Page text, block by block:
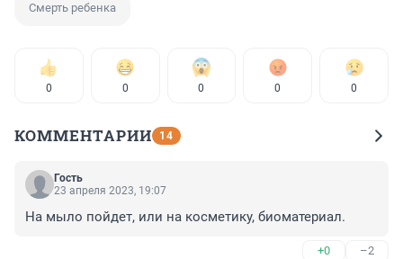
Смерть ребенка
0 0 0 0 0
КОММЕНТАРИИ 14
Гость
23 апреля 2023, 19:07
На мыло пойдет, или на косметику, биоматериал.
+0 –2